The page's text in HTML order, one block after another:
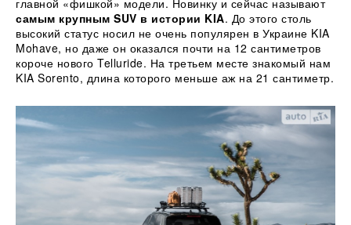
самым крупным SUV в истории KIA. До этого столь
высокий статус носил не очень популярен в Украине KIA
Mohave, но даже он оказался почти на 12 сантиметров
короче нового Telluride. На третьем месте знакомый нам
KIA Sorento, длина которого меньше аж на 21 сантиметр.